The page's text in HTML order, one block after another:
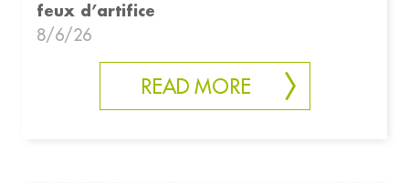
feux d’artifice
8/6/26
READ MORE